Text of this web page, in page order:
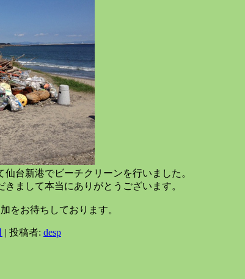
台新港でビーチクリーンを行いました。
まして本当にありがとうございます。
をお待ちしております。
| 投稿者: desp